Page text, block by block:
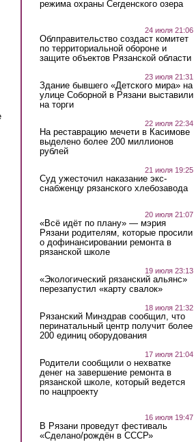
режима охраны Сегденского озера
24 июля 21:06
Облправительство создаст комитет
по территориальной обороне и
защите объектов Рязанской области
23 июля 21:31
Здание бывшего «Детского мира» на
улице Соборной в Рязани выставили
на торги
22 июля 22:34
На реставрацию мечети в Касимове
выделено более 200 миллионов
рублей
21 июля 19:25
Суд ужесточил наказание экс-
снабженцу рязанского хлебозавода
20 июля 21:07
«Всё идёт по плану» — мэрия
Рязани родителям, которые просили
о дофинансировании ремонта в
рязанской школе
19 июля 23:13
«Экологический рязанский альянс»
перезапустил «карту свалок»
18 июля 21:32
Рязанский Минздрав сообщил, что
перинатальный центр получит более
200 единиц оборудования
17 июля 21:04
Родители сообщили о нехватке
денег на завершение ремонта в
рязанской школе, который ведется
по нацпроекту
16 июля 19:47
В Рязани проведут фестиваль
«Сделано/рождён в СССР»